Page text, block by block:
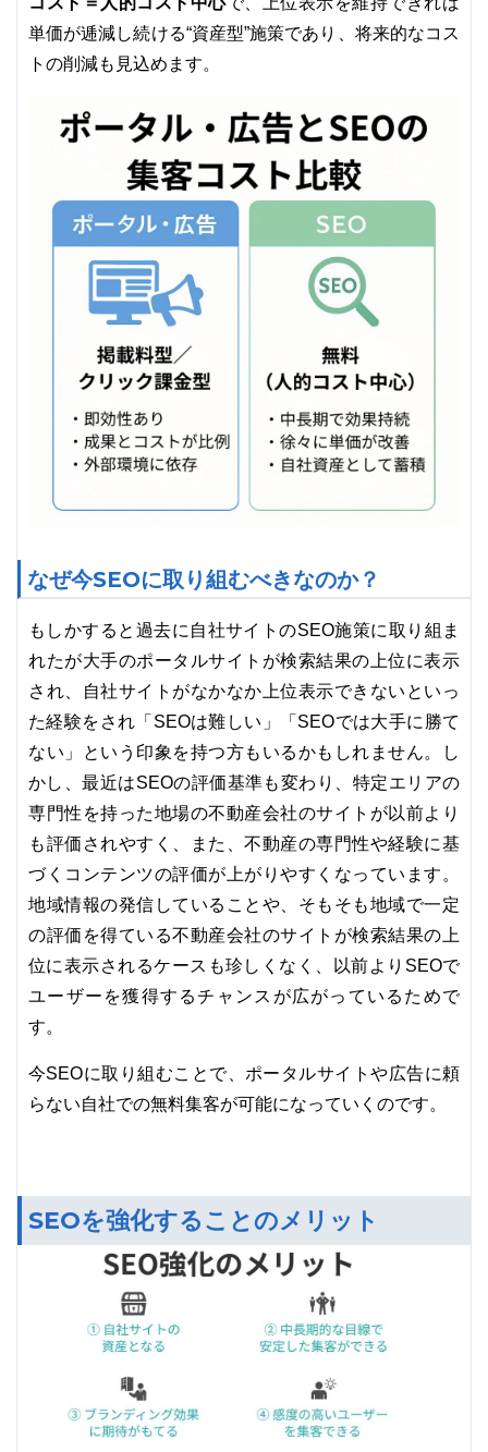
単価が逓減し続ける“資産型”施策であり、将来的なコス
トの削減も見込めます。
なぜ今SEOに取り組むべきなのか？
もしかすると過去に自社サイトのSEO施策に取り組ま
れたが大手のポータルサイトが検索結果の上位に表示
され、自社サイトがなかなか上位表示できないといっ
た経験をされ「SEOは難しい」「SEOでは大手に勝て
ない」という印象を持つ方もいるかもしれません。し
かし、最近はSEOの評価基準も変わり、特定エリアの
専門性を持った地場の不動産会社のサイトが以前より
も評価されやすく、また、不動産の専門性や経験に基
づくコンテンツの評価が上がりやすくなっています。
地域情報の発信していることや、そもそも地域で一定
の評価を得ている不動産会社のサイトが検索結果の上
位に表示されるケースも珍しくなく、以前よりSEOで
ユーザーを獲得するチャンスが広がっているためで
す。
今SEOに取り組むことで、ポータルサイトや広告に頼
らない自社での無料集客が可能になっていくのです。
SEOを強化することのメリット